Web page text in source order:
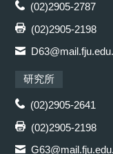
(02)2905-2787
(02)2905-2198
研究所
(02)2905-2641
(02)2905-2198